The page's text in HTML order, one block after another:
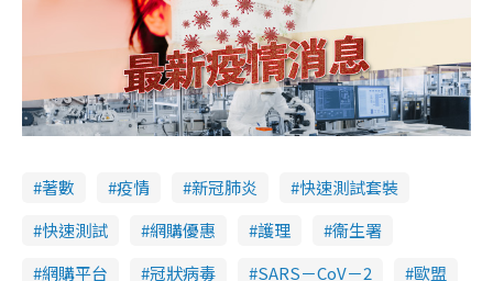
著數 疫情 新冠肺炎
快速測試套裝
快速測試
網購優惠 護理
衞生署
網購平台
冠狀病毒 SARS－CoV－2 歐盟